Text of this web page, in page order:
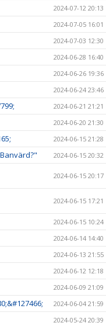
2024-07-12 20:13
2024-07-05 16:01
2024-07-03 12:30
2024-06-28 16:40
2024-06-26 19:36
2024-06-24 23:46
2024-06-21 21:21
2024-06-20 21:30
2024-06-15 21:28
2024-06-15 20:32
2024-06-15 20:17
2024-06-15 17:21
2024-06-15 10:24
2024-06-14 14:40
2024-06-13 21:55
2024-06-12 12:18
2024-06-09 21:09
2024-06-04 21:59
2024-05-24 20:39